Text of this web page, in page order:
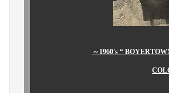
～1960's “